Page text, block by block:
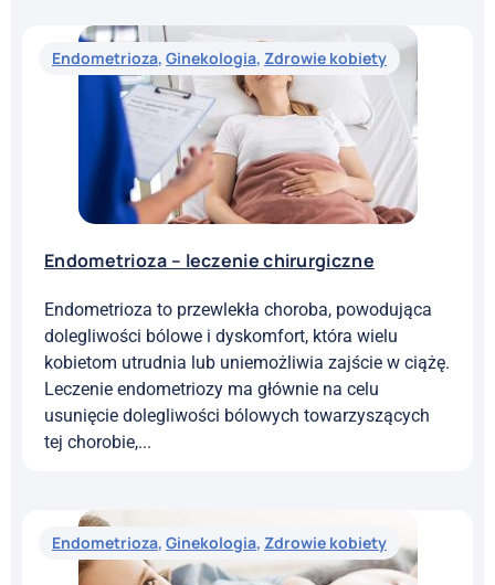
gruczolistości macicy lub wędrującą śluzówką
macicy polega na patologicznym przemieszczaniu
się fragmentów błony śluzowej macicy
(endometrium) poza jamę macicy. Ogniska
endometriozy lokalizują się najczęściej w obrębie...
Endometrioza,Ginekologia,Zdrowie kobiety
Endometrioza – leczenie chirurgiczne
dolegliwości bólowe i dyskomfort, która wielu
kobietom utrudnia lub uniemożliwia zajście w ciążę.
Leczenie endometriozy ma głównie na celu